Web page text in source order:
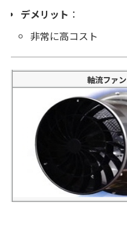
デメリット ：
非常に高コスト
軸流ファン